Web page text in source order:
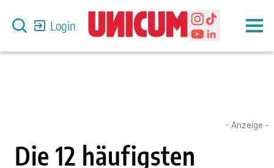
Login
- Anzeige -
Die 12 häufigsten